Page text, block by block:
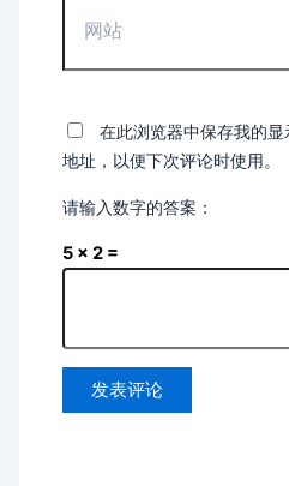
在此浏览器中保存我的
地址，以便下次评论时使用。
请输入数字的答案：
5 × 2 =